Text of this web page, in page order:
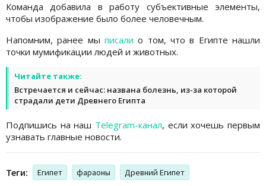
Команда добавила в работу субъективные элементы,
чтобы изображение было более человечным.
Напомним, ранее мы писали о том, что в Египте нашли
точки мумификации людей и животных.
Читайте также:
Встречается и сейчас: названа болезнь, из-за которой
страдали дети Древнего Египта
Подпишись на наш Telegram-канал, если хочешь первым
узнавать главные новости.
Теги: Египет фараоны Древний Египет